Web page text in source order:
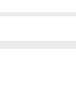
りです！！